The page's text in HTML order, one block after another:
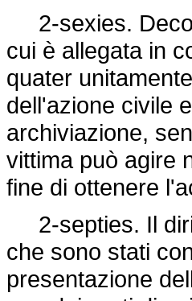
2-sexies.
cui è allegata in
quater
dell'azione civile
archiviazione,
vittima può agire
fine di ottenere
2-septies. Il
che sono stati
presentazione